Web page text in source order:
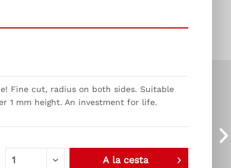
A la cesta
Fine cut, radius on both sides. Suitable
1 mm height. An investment for life.